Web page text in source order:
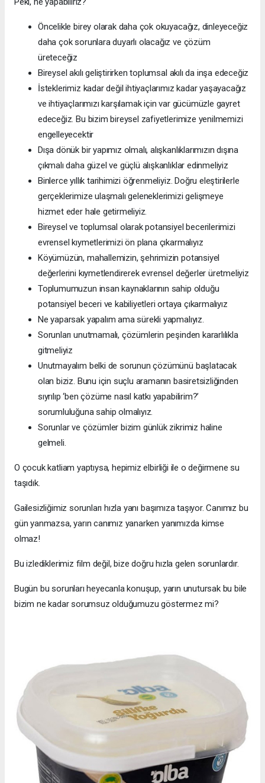
Öncelikle birey olarak daha çok okuyacağız, dinleyeceğiz
daha çok sorunlara duyarlı olacağız ve çözüm
üreteceğiz
Bireysel akılı geliştirirken toplumsal akılı da inşa edeceğiz
İsteklerimiz kadar değil ihtiyaçlarımız kadar yaşayacağız
ve ihtiyaçlarımızı karşılamak için var gücümüzle gayret
edeceğiz. Bu bizim bireysel zafiyetlerimize yenilmemizi
engelleyecektir
Dışa dönük bir yapımız olmalı, alışkanlıklarımızın dışına
çıkmalı daha güzel ve güçlü alışkanlıklar edinmeliyiz
Binlerce yıllık tarihimizi öğrenmeliyiz. Doğru eleştirilerle
gerçeklerimize ulaşmalı geleneklerimizi gelişmeye
hizmet eder hale getirmeliyiz.
Bireysel ve toplumsal olarak potansiyel becerilerimizi
evrensel kıymetlerimizi ön plana çıkarmalıyız
Köyümüzün, mahallemizin, şehrimizin potansiyel
değerlerini kıymetlendirerek evrensel değerler üretmeliyiz
Toplumumuzun insan kaynaklarının sahip olduğu
potansiyel beceri ve kabiliyetleri ortaya çıkarmalıyız
Ne yaparsak yapalım ama sürekli yapmalıyız.
Sorunları unutmamalı, çözümlerin peşinden kararlılıkla
gitmeliyiz
Unutmayalım belki de sorunun çözümünü başlatacak
olan biziz. Bunu için suçlu aramanın basiretsizliğinden
sıyrılıp ‘ben çözüme nasıl katkı yapabilirim?’
sorumluluğuna sahip olmalıyız.
Sorunlar ve çözümler bizim günlük zikrimiz haline
gelmeli.
O çocuk katliam yaptıysa, hepimiz elbirliği ile o değirmene su
taşıdık.
Gailesizliğimiz sorunları hızla yanı başımıza taşıyor. Canımız bu
gün yanmazsa, yarın canımız yanarken yanımızda kimse
olmaz!
Bu izlediklerimiz film değil, bize doğru hızla gelen sorunlardır.
Bugün bu sorunları heyecanla konuşup, yarın unutursak bu bile
bizim ne kadar sorumsuz olduğumuzu göstermez mi?